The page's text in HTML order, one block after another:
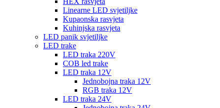
Linearne LED svjetiljke
Kupaonska rasvjeta
Kuhinjska rasvjeta
LED panik svjetiljke
LED trake
LED traka 220V
COB led trake
LED traka 12V
Jednobojna traka 12V
RGB traka 12V
LED traka 24V